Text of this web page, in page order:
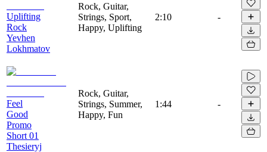
Uplifting
Rock
Yevhen
Lokhmatov
Rock, Guitar,
Strings, Sport,
Happy, Uplifting
2:10 -
Feel
Good
Promo
Short 01
Thesieryj
Rock, Guitar,
Strings, Summer,
Happy, Fun
1:44 -